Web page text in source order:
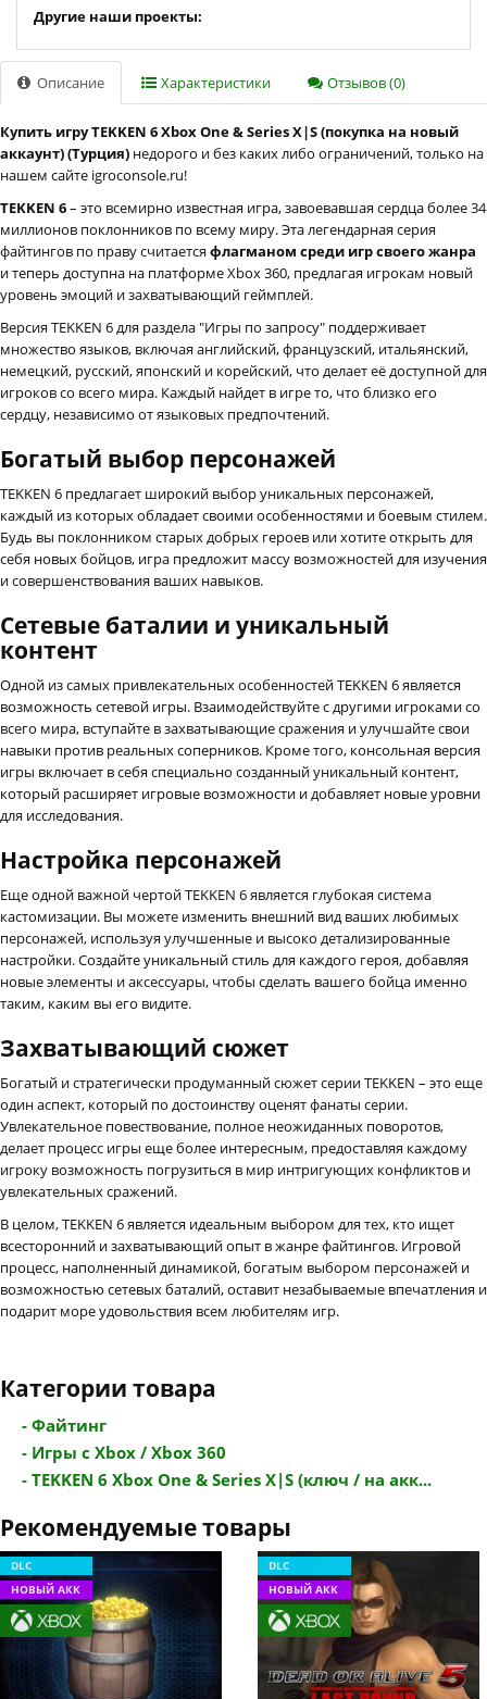
Другие наши проекты:
Описание Характеристики Отзывов (0)
Купить игру TEKKEN 6 Xbox One & Series X|S (покупка на новый
аккаунт) (Турция) недорого и без каких либо ограничений, только на
нашем сайте igroconsole.ru!
TEKKEN 6– это всемирно известная игра, завоевавшая сердца более 34
миллионов поклонников по всему миру. Эта легендарная серия
файтингов по праву считается флагманом среди игр своего жанра
и теперь доступна на платформе Xbox 360, предлагая игрокам новый
уровень эмоций и захватывающий геймплей.
Версия TEKKEN 6 для раздела "Игры по запросу" поддерживает
множество языков, включая английский, французский, итальянский,
немецкий, русский, японский и корейский, что делает её доступной для
игроков со всего мира. Каждый найдет в игре то, что близко его
сердцу, независимо от языковых предпочтений.
Богатый выбор персонажей
TEKKEN 6 предлагает широкий выбор уникальных персонажей,
каждый из которых обладает своими особенностями и боевым стилем.
Будь вы поклонником старых добрых героев или хотите открыть для
себя новых бойцов, игра предложит массу возможностей для изучения
и совершенствования ваших навыков.
Сетевые баталии и уникальный
контент
Одной из самых привлекательных особенностей TEKKEN 6 является
возможность сетевой игры. Взаимодействуйте с другими игроками со
всего мира, вступайте в захватывающие сражения и улучшайте свои
навыки против реальных соперников. Кроме того, консольная версия
игры включает в себя специально созданный уникальный контент,
который расширяет игровые возможности и добавляет новые уровни
для исследования.
Настройка персонажей
Еще одной важной чертой TEKKEN 6 является глубокая система
кастомизации. Вы можете изменить внешний вид ваших любимых
персонажей, используя улучшенные и высоко детализированные
настройки. Создайте уникальный стиль для каждого героя, добавляя
новые элементы и аксессуары, чтобы сделать вашего бойца именно
таким, каким вы его видите.
Захватывающий сюжет
Богатый и стратегически продуманный сюжет серии TEKKEN – это еще
один аспект, который по достоинству оценят фанаты серии.
Увлекательное повествование, полное неожиданных поворотов,
делает процесс игры еще более интересным, предоставляя каждому
игроку возможность погрузиться в мир интригующих конфликтов и
увлекательных сражений.
В целом, TEKKEN 6 является идеальным выбором для тех, кто ищет
всесторонний и захватывающий опыт в жанре файтингов. Игровой
процесс, наполненный динамикой, богатым выбором персонажей и
возможностью сетевых баталий, оставит незабываемые впечатления и
подарит море удовольствия всем любителям игр.
Категории товара
- Файтинг
- Игры с Xbox / Xbox 360
- TEKKEN 6 Xbox One & Series X|S (ключ / на акк...
Рекомендуемые товары
DLC
НОВЫЙ АКК
DLC
НОВЫЙ АКК